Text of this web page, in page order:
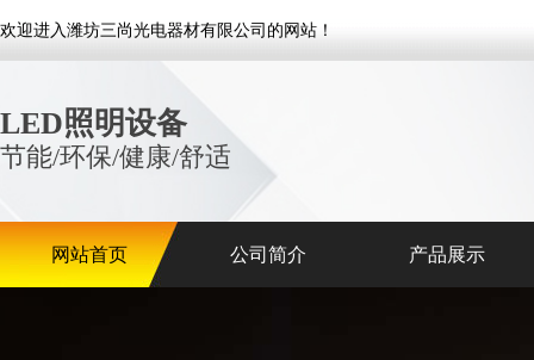
欢迎进入潍坊三尚光电器材有限公司的网站！
LED照明设备
节能/环保/健康/舒适
网站首页 公司简介 产品展示